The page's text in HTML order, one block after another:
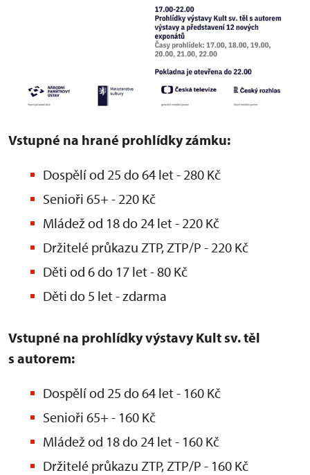
Vstupné na hrané prohlídky zámku:
Dospělí od 25 do 64 let - 280 Kč
Senioři 65+ - 220 Kč
Mládež od 18 do 24 let - 220 Kč
Držitelé průkazu ZTP, ZTP/P - 220 Kč
Děti od 6 do 17 let - 80 Kč
Děti do 5 let - zdarma
Vstupné na prohlídky výstavy Kult sv. těl
s autorem:
Dospělí od 25 do 64 let - 160 Kč
Senioři 65+ - 160 Kč
Mládež od 18 do 24 let - 160 Kč
Držitelé průkazu ZTP, ZTP/P - 160 Kč